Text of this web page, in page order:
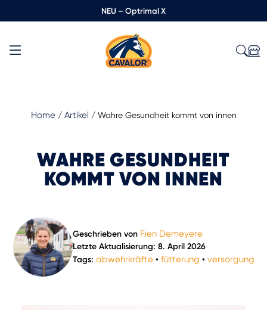
NEU – Optrimal X
Home/ Artikel / Wahre Gesundheit kommt von innen
WAHRE GESUNDHEIT
KOMMT VON INNEN
Geschrieben von Fien Demeyere
Letzte Aktualisierung: 8. April 2026
Tags: abwehrkräfte• fütterung • versorgung